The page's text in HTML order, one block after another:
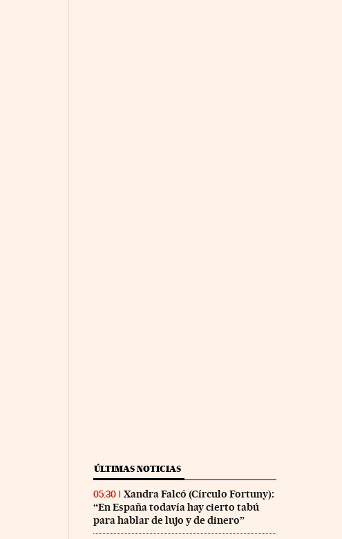
ÚLTIMAS NOTICIAS
05:30
Xandra Falcó (Círculo Fortuny):
“En España todavía hay cierto tabú
para hablar de lujo y de dinero”